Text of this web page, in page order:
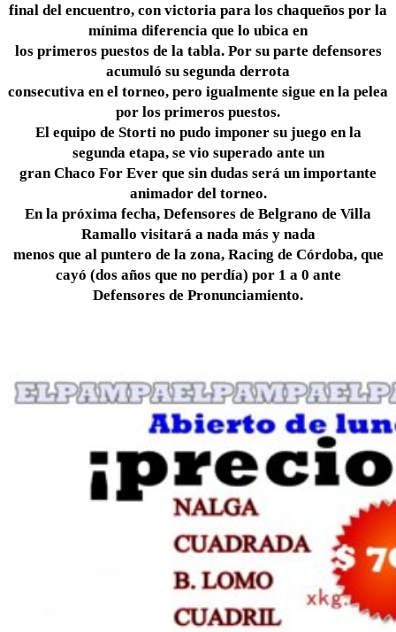
final del encuentro, con victoria para los chaqueños por la
mínima diferencia que lo ubica en
los primeros puestos de la tabla. Por su parte defensores
acumuló su segunda derrota
consecutiva en el torneo, pero igualmente sigue en la pelea
por los primeros puestos.
El equipo de Storti no pudo imponer su juego en la
segunda etapa, se vio superado ante un
gran Chaco For Ever que sin dudas será un importante
animador del torneo.
En la próxima fecha, Defensores de Belgrano de Villa
Ramallo visitará a nada más y nada
menos que al puntero de la zona, Racing de Córdoba, que
cayó (dos años que no perdía) por 1 a 0 ante
Defensores de Pronunciamiento.